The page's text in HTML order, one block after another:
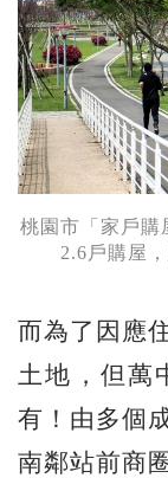
桃園市「家戶購
2.6戶購屋
而為了因應
土地，但萬
有！由多個
南鄰站前商